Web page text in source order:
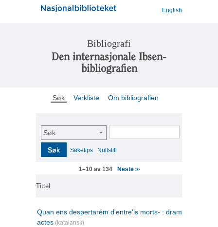
English
Bibliografi
Den internasjonale Ibsen-
bibliografien
Søk Verkliste Om bibliografien
Søk
Søk Søketips Nullstill
1–10 av 134 Neste >>
Tittel
Quan ens despertarém d'entre'ls morts- : drama en tres
actes (katalansk)